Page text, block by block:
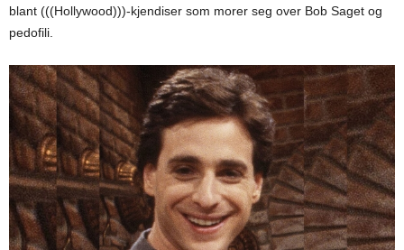
blant (((Hollywood)))-kjendiser som morer seg over Bob Saget og
pedofili.